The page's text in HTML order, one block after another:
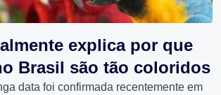
explica por que
Brasil são tão coloridos
data foi confirmada recentemente em